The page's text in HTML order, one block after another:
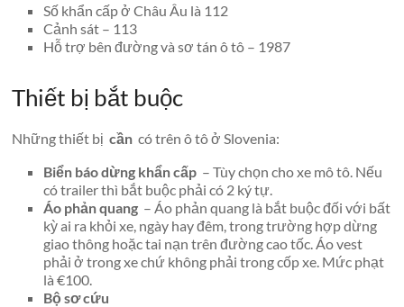
Số khẩn cấp ở Châu Âu là 112
Cảnh sát – 113
Hỗ trợ bên đường và sơ tán ô tô – 1987
Thiết bị bắt buộc
Những thiết bịcần có trên ô tô ở Slovenia:
Biển báo dừng khẩn cấp – Tùy chọn cho xe mô tô. Nếu
có trailer thì bắt buộc phải có 2 ký tự.
Áo phản quang – Áo phản quang là bắt buộc đối với bất
kỳ ai ra khỏi xe, ngày hay đêm, trong trường hợp dừng
giao thông hoặc tai nạn trên đường cao tốc. Áo vest
phải ở trong xe chứ không phải trong cốp xe. Mức phạt
là €100.
Bộ sơ cứu